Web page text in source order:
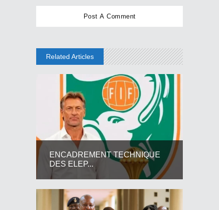
Related Articles
ENCADREMENT TECHNIQUE
DES ELEP...